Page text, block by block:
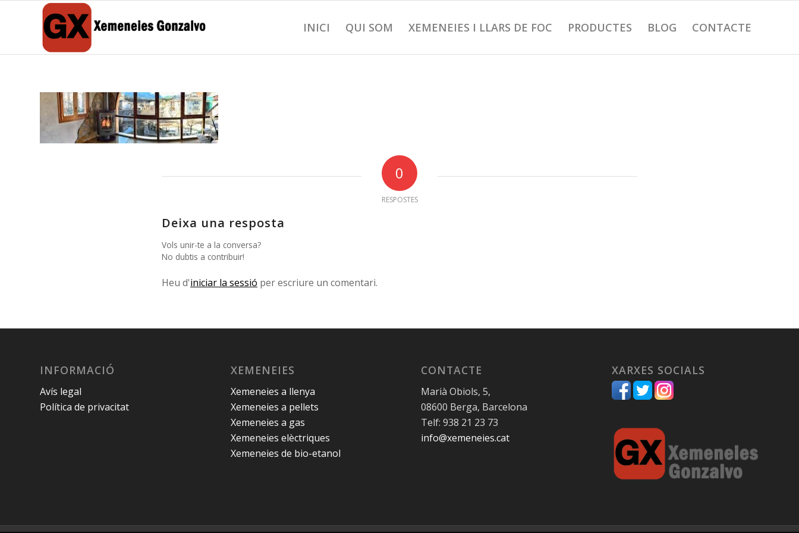
INICI QUI SOM XEMENEIES I LLARS DE FOC PRODUCTES BLOG CONTACTE
0
RESPOSTES
Deixa una resposta
Vols unir-te a la conversa?
No dubtis a contribuir!
Heu d'iniciar la sessió per escriure un comentari.
INFORMACIÓ
Avís legal
Política de privacitat
XEMENEIES
Xemeneies a llenya
Xemeneies a pellets
Xemeneies a gas
Xemeneies elèctriques
Xemeneies de bio-etanol
CONTACTE
Marià Obiols, 5,
08600 Berga, Barcelona
Telf: 938 21 23 73
info@xemeneies.cat
XARXES SOCIALS